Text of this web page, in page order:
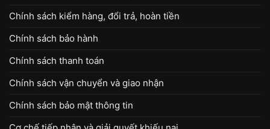
Chính sách kiểm hàng, đổi trả, hoàn tiền
Chính sách bảo hành
Chính sách thanh toán
Chính sách vận chuyển và giao nhận
Chính sách bảo mật thông tin